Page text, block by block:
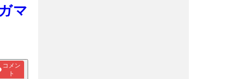
マ
コメン
ト